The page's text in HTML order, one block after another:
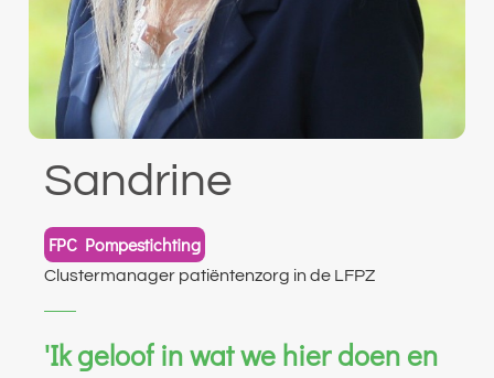
Sandrine
FPC Pompestichting
Clustermanager patiëntenzorg in de LFPZ
'Ik geloof in wat we hier doen en